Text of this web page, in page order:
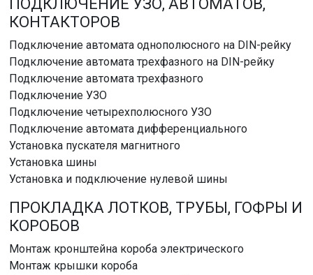
ПОДКЛЮЧЕНИЕ УЗО, АВТОМАТОВ,
КОНТАКТОРОВ
Подключение автомата однополюсного на DIN-рейку
Подключение автомата трехфазного на DIN-рейку
Подключение автомата трехфазного
Подключение УЗО
Подключение четырехполюсного УЗО
Подключение автомата дифференциального
Установка пускателя магнитного
Установка шины
Установка и подключение нулевой шины
ПРОКЛАДКА ЛОТКОВ, ТРУБЫ, ГОФРЫ И
КОРОБОВ
Монтаж кронштейна короба электрического
Монтаж крышки короба